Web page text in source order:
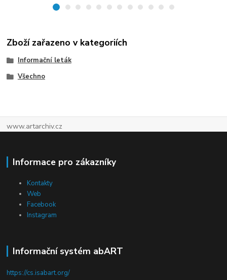
Zboží zařazeno v kategoriích
Informační leták
Všechno
www.artarchiv.cz
Informace pro zákazníky
Kontakty
Web
Facebook
Instagram
Informační systém abART
https://cs.isabart.org/